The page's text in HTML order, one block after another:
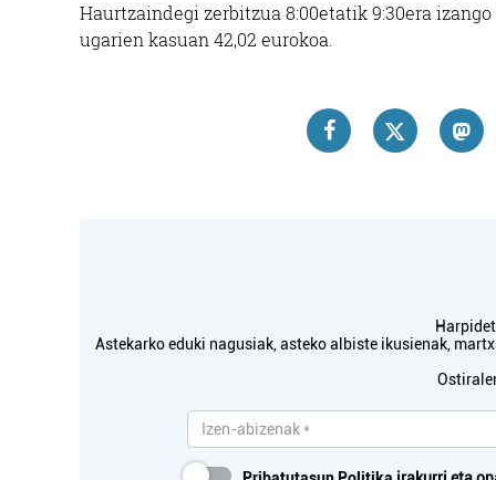
Haurtzaindegi zerbitzua 8:00etatik 9:30era
ugarien kasuan 42,02 eurokoa.
Astekarko eduki nagusiak, asteko albiste ikusienak,